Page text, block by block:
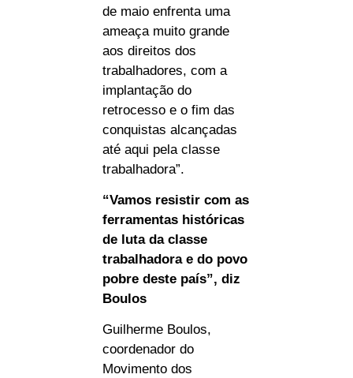
de maio enfrenta uma
ameaça muito grande
aos direitos dos
trabalhadores, com a
implantação do
retrocesso e o fim das
conquistas alcançadas
até aqui pela classe
trabalhadora”.
“Vamos resistir com as
ferramentas históricas
de luta da classe
trabalhadora e do povo
pobre deste país”, diz
Boulos
Guilherme Boulos,
coordenador do
Movimento dos